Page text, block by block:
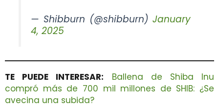
— Shibburn (@shibburn) January
4, 2025
TE PUEDE INTERESAR:
Ballena de Shiba Inu
compró más de 700 mil millones de SHIB: ¿Se
avecina una subida?